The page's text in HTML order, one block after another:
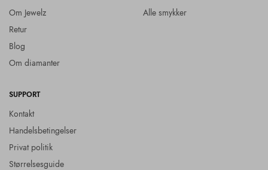
Om Jewelz
Retur
Blog
Om diamanter
Alle smykker
SUPPORT
Kontakt
Handelsbetingelser
Privat politik
Størrelsesguide